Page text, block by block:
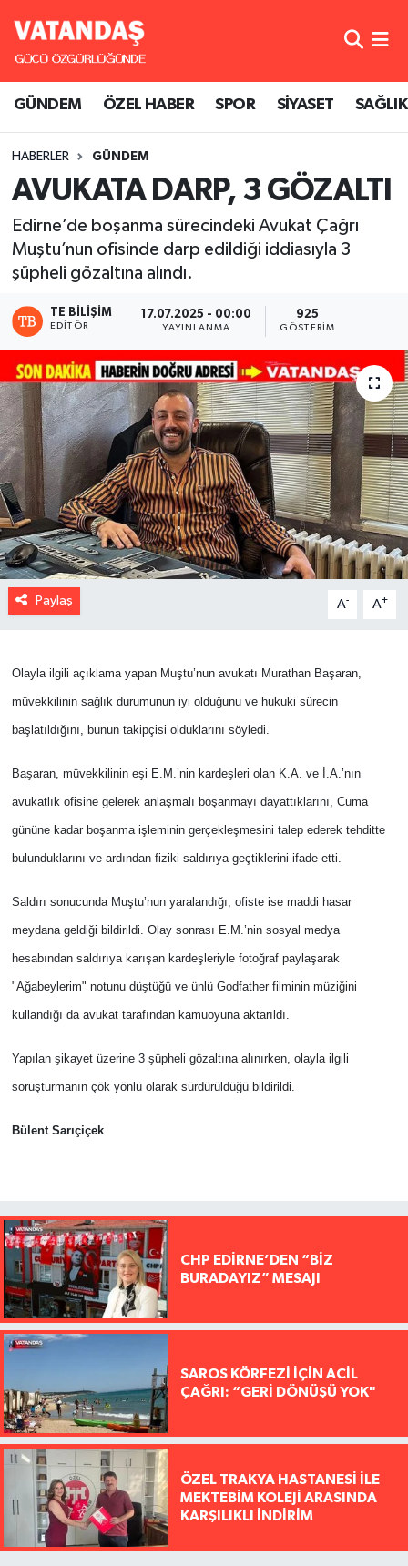
GÜNDEM ÖZEL HABER SPOR SİYASET SAĞLIK
HABERLER GÜNDEM
AVUKATA DARP, 3 GÖZALTI
Edirne’de boşanma sürecindeki Avukat Çağrı
Muştu’nun ofisinde darp edildiği iddiasıyla 3
şüpheli gözaltına alındı.
TE BILIŞIM
EDITÖR
17.07.2025 - 00:00
YAYINLANMA
925
GÖSTERIM
Paylaş A- A+
Olayla ilgili açıklama yapan Muştu’nun avukatı Murathan Başaran,
müvekkilinin sağlık durumunun iyi olduğunu ve hukuki sürecin
başlatıldığını, bunun takipçisi olduklarını söyledi.
Başaran, müvekkilinin eşi E.M.’nin kardeşleri olan K.A. ve İ.A.’nın
avukatlık ofisine gelerek anlaşmalı boşanmayı dayattıklarını, Cuma
gününe kadar boşanma işleminin gerçekleşmesini talep ederek tehditte
bulunduklarını ve ardından fiziki saldırıya geçtiklerini ifade etti.
Saldırı sonucunda Muştu’nun yaralandığı, ofiste ise maddi hasar
meydana geldiği bildirildi. Olay sonrası E.M.’nin sosyal medya
hesabından saldırıya karışan kardeşleriyle fotoğraf paylaşarak
"Ağabeylerim" notunu düştüğü ve ünlü Godfather filminin müziğini
kullandığı da avukat tarafından kamuoyuna aktarıldı.
Yapılan şikayet üzerine 3 şüpheli gözaltına alınırken, olayla ilgili
soruşturmanın çök yönlü olarak sürdürüldüğü bildirildi.
Bülent Sarıçiçek
CHP EDİRNE’DEN “BİZ
BURADAYIZ” MESAJI
SAROS KÖRFEZİ İÇİN ACİL
ÇAĞRI: “GERİ DÖNÜŞÜ YOK"
ÖZEL TRAKYA HASTANESİ İLE
MEKTEBİM KOLEJİ ARASINDA
KARŞILIKLI İNDİRİM
GÜNDEM
SPOR
SAĞLIK
Hava Durumu
Süper Lig Puan Durumu ve Fikstür
Son Dakika Haberleri